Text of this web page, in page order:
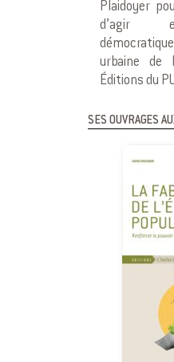
Plaidoyer
d’agir
urbaine de
Éditions du
SES OUVRAGES